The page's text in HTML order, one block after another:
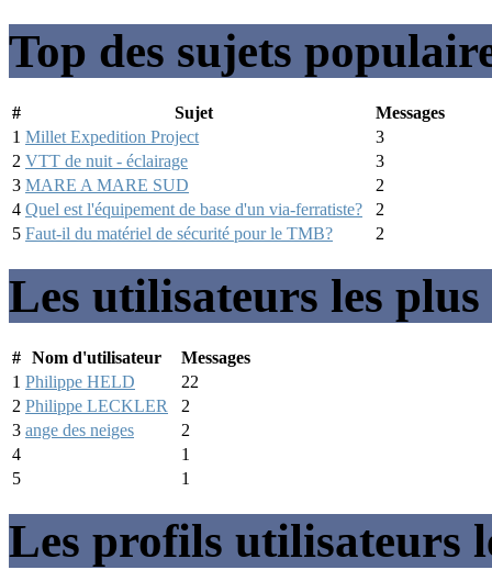
Top des sujets
# Sujet
Messages
1 Millet Expedition Project
3
2 VTT de nuit - éclairage
3
3 MARE A MARE SUD
2
4 Quel est l'équipement de base d'un via-ferratiste?
2
5 Faut-il du matériel de sécurité pour le TMB? 2
Les utilisateurs les
# Nom d'utilisateur
Messages
1 Philippe HELD
22
2 Philippe LECKLER
2
3 ange des neiges
2
4
1
5
1
Les profils utilisateurs